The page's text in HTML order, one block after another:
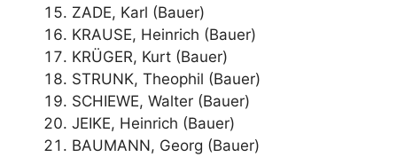
ZADE, Karl (Bauer)
KRAUSE, Heinrich (Bauer)
KRÜGER, Kurt (Bauer)
STRUNK, Theophil (Bauer)
SCHIEWE, Walter (Bauer)
JEIKE, Heinrich (Bauer)
BAUMANN, Georg (Bauer)